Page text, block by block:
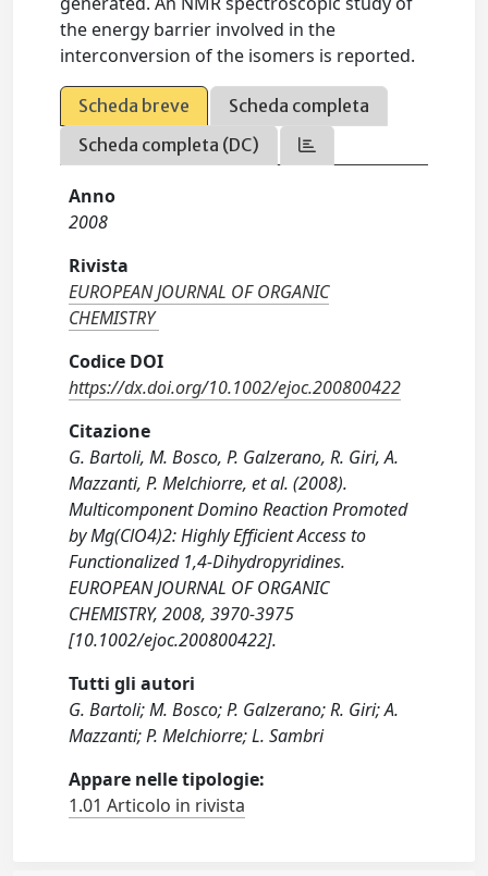
the energy barrier involved in the
interconversion of the isomers is reported.
Scheda breve
Scheda completa
Scheda completa (DC)
Anno
2008
Rivista
EUROPEAN JOURNAL OF ORGANIC
CHEMISTRY
Codice DOI
https://dx.doi.org/10.1002/ejoc.200800422
Citazione
G. Bartoli, M. Bosco, P. Galzerano, R. Giri, A.
Mazzanti, P. Melchiorre, et al. (2008).
Multicomponent Domino Reaction Promoted
by Mg(ClO4)2: Highly Efficient Access to
Functionalized 1,4-Dihydropyridines.
EUROPEAN JOURNAL OF ORGANIC
CHEMISTRY, 2008, 3970-3975
[10.1002/ejoc.200800422].
Tutti gli autori
G. Bartoli; M. Bosco; P. Galzerano; R. Giri; A.
Mazzanti; P. Melchiorre; L. Sambri
Appare nelle tipologie:
1.01 Articolo in rivista